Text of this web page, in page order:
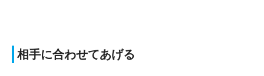
相手に合わせてあげる